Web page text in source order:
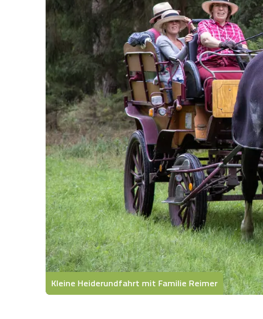
Kleine Heiderundfahrt mit Familie Reimer